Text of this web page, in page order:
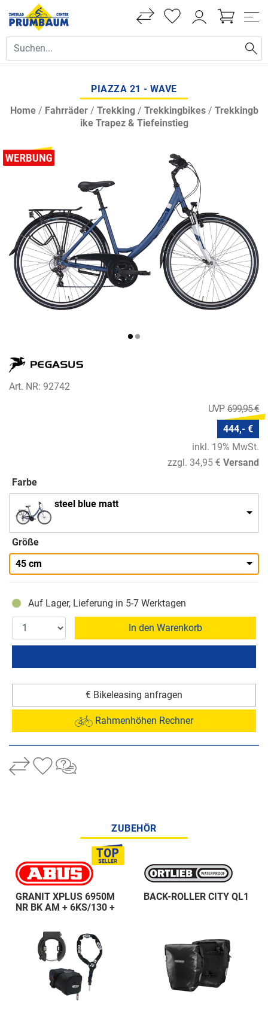
PIAZZA 21 - WAVE
Home/ Fahrräder/ Trekking/ Trekkingbikes/ Trekkingb
ike Trapez & Tiefeinstieg
Art. NR: 92742
699,95 €
444,- €
inkl. 19% MwSt.
zzgl. 34,95 € Versand
Farbe
steel blue matt
Größe
45 cm
Auf Lager, Lieferung in 5-7 Werktagen
In den Warenkorb
€ Bikeleasing anfragen
Rahmenhöhen Rechner
ZUBEHÖR
GRANIT XPLUS 6950M
NR BK AM + 6KS/130 +
BACK-ROLLER CITY QL1